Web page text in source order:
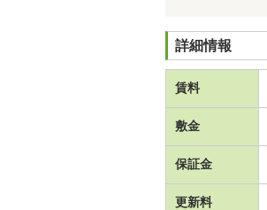
詳細情報
賃料
敷金
保証金
更新料